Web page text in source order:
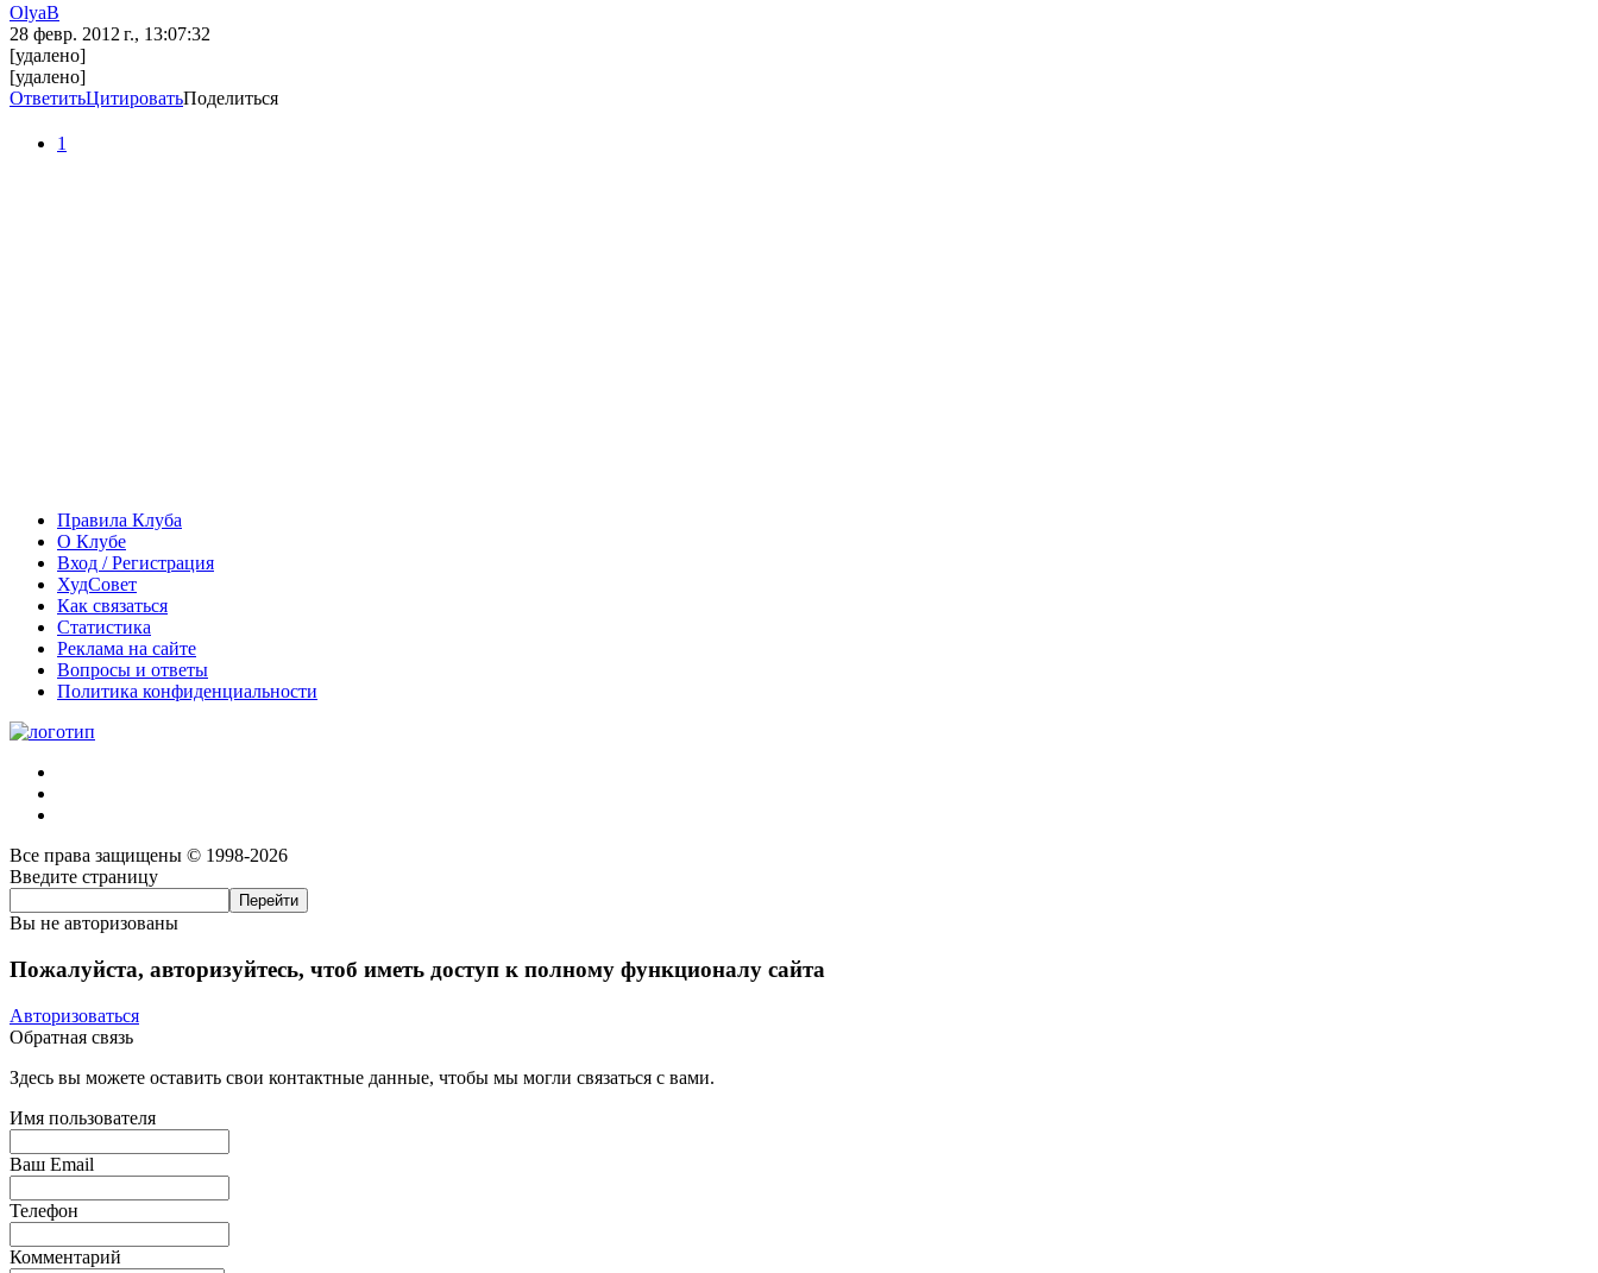
OlyaB
28 февр. 2012 г., 13:07:32
[удалено]
[удалено]
ОтветитьЦитироватьПоделиться
1
Правила Клуба
О Клубе
Вход / Регистрация
ХудСовет
Как связаться
Статистика
Реклама на сайте
Вопросы и ответы
Политика конфиденциальности
Все права защищены © 1998-2026
Введите страницу
Вы не авторизованы
Пожалуйста, авторизуйтесь, чтоб иметь доступ к полному функционалу сайта
Авторизоваться
Обратная связь
Здесь вы можете оставить свои контактные данные, чтобы мы могли связаться с вами.
Имя пользователя
Ваш Email
Телефон
Комментарий